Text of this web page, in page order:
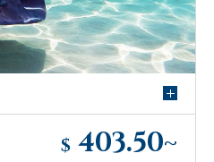
$ 403.50~